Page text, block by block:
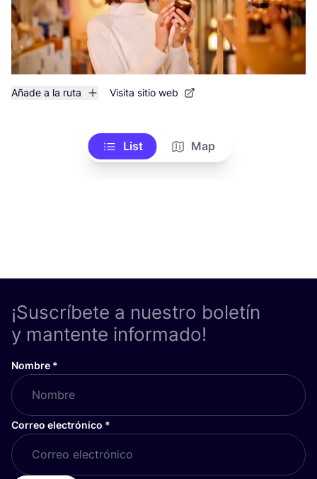
Añade a la ruta Visita sitio web
List Map
¡Suscríbete a nuestro boletín
y mantente informado!
Nombre *
Correo electrónico *